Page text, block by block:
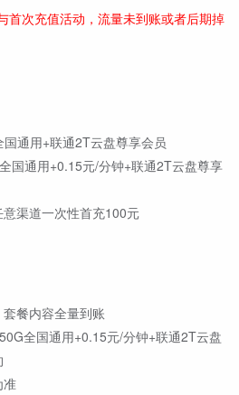
首次充值活动，流量未到账或者后期掉
通用+联通2T云盘尊享会员
国通用+0.15元/分钟+联通2T云盘尊享
渠道一次性首充100元
餐内容全量到账
全国通用+0.15元/分钟+联通2T云盘
准